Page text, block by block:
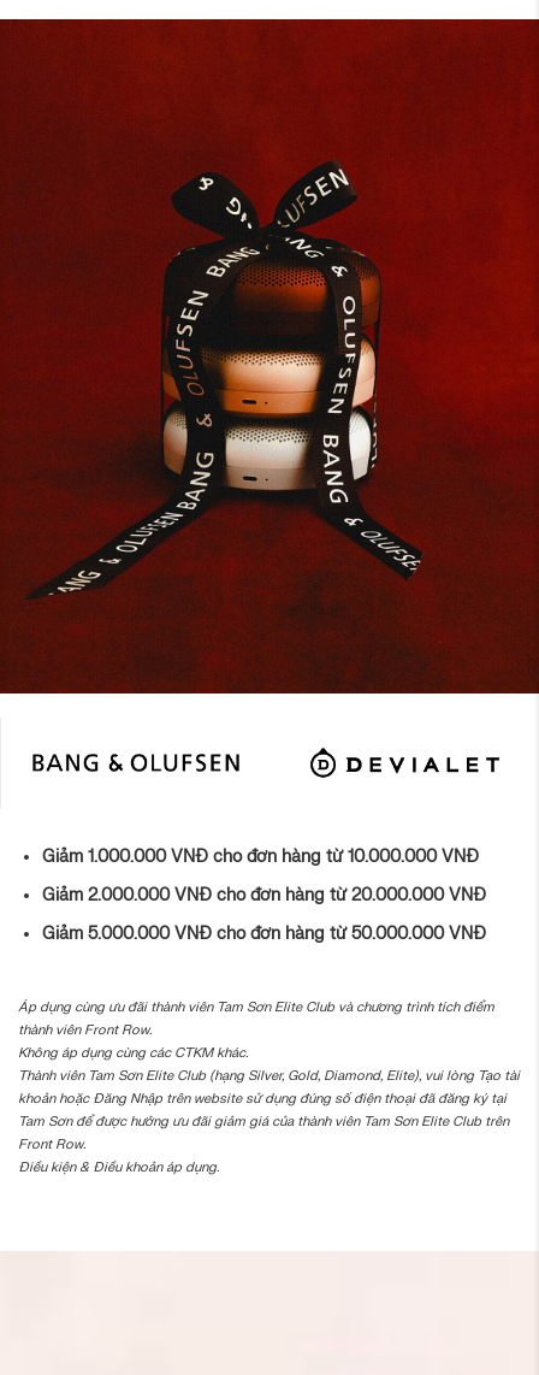
Giảm 1.000.000 VNĐ cho đơn hàng từ 10.000.000 VNĐ
Giảm 2.000.000 VNĐ cho đơn hàng từ 20.000.000 VNĐ
Giảm 5.000.000 VNĐ cho đơn hàng từ 50.000.000 VNĐ
Áp dụng cùng ưu đãi thành viên Tam Sơn Elite Club và chương trình tích điểm
thành viên Front Row.
Không áp dụng cùng các CTKM khác.
Thành viên Tam Sơn Elite Club (hạng Silver, Gold, Diamond, Elite), vui lòng Tạo tài
khoản hoặc Đăng Nhập trên website sử dụng đúng số điện thoại đã đăng ký tại
Tam Sơn để được hưởng ưu đãi giảm giá của thành viên Tam Sơn Elite Club trên
Front Row.
Điều kiện & Điều khoản áp dụng.